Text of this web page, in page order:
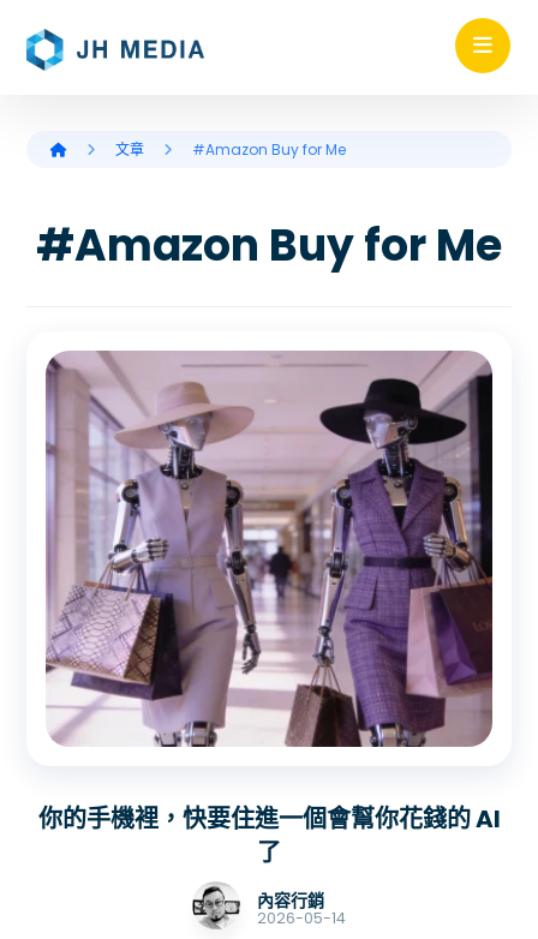
文章 #Amazon Buy for Me
#Amazon Buy for Me
你的手機裡，快要住進一個會幫你花錢的 AI
了
內容行銷
2026-05-14